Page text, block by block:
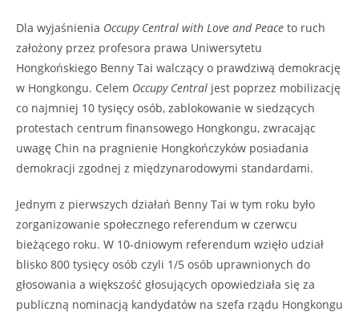
Dla wyjaśnienia Occupy Central with Love and Peace to ruch
założony przez profesora prawa Uniwersytetu
Hongkońskiego Benny Tai walczący o prawdziwą demokrację
w Hongkongu. Celem Occupy Central jest poprzez mobilizację
co najmniej 10 tysięcy osób, zablokowanie w siedzących
protestach centrum finansowego Hongkongu, zwracając
uwagę Chin na pragnienie Hongkończyków posiadania
demokracji zgodnej z międzynarodowymi standardami.
Jednym z pierwszych działań Benny Tai w tym roku było
zorganizowanie społecznego referendum w czerwcu
bieżącego roku. W 10-dniowym referendum wzięło udział
blisko 800 tysięcy osób czyli 1/5 osób uprawnionych do
głosowania a większość głosujących opowiedziała się za
publiczną nominacją kandydatów na szefa rządu Hongkongu